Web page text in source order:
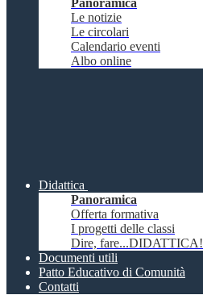
Panoramica
Le notizie
Le circolari
Calendario eventi
Albo online
Didattica
Panoramica
Offerta formativa
I progetti delle classi
Dire, fare...DIDATTICA!
Documenti utili
Patto Educativo di Comunità
Contatti